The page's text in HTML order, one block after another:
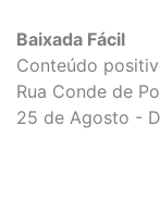
Baixada Fácil
Conteúdo
Rua Conde de
25 de Agosto -